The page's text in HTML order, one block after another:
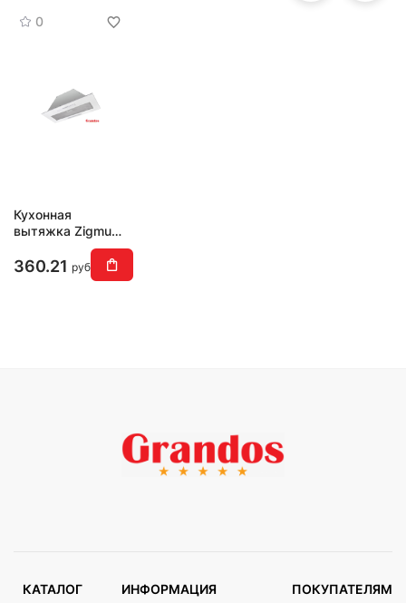
0
Кухонная
вытяжка Zigmund
& Shtain K 012.7 W
360.21 руб
КАТАЛОГ ИНФОРМАЦИЯ ПОКУПАТЕЛЯМ